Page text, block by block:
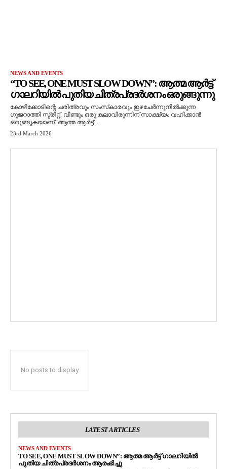
NEWS AND EVENTS
“TO SEE, ONE MUST SLOW DOWN”: ആത്മ ആർട്ട്
ഗാലറിയിൽ പുതിയ ചിത്രപ്രദർശനം ഒരുങ്ങുന്നു
കോഴിക്കോടിന്റെ ചരിത്രവും സംസ്‌കാരവും ഇഴചേർന്നുനിൽക്കുന്ന
ഗുജറാത്തി സ്ട്രീറ്റ്, വീണ്ടും ഒരു കലാവിരുന്നിന് സാക്ഷ്യം വഹിക്കാൻ
ഒരുങ്ങുകയാണ്. ആത്മ ആർട്ട്...
23rd March 2026
No posts to display
LATEST ARTICLES
NEWS AND EVENTS
TO SEE, ONE MUST SLOW DOWN”: ആത്മ ആർട്ട് ഗാലറിയിൽ
പുതിയ ചിത്രപ്രദർശനം ആരംഭിച്ചു